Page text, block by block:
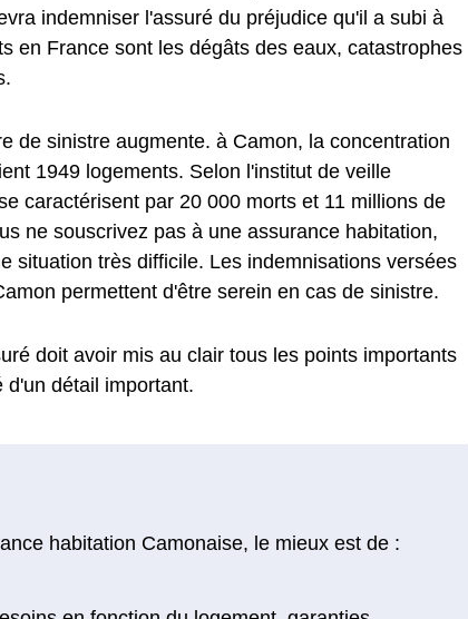
indemniser l'assuré du préjudice qu'il a subi à
en France sont les dégâts des eaux, catastrophes
de sinistre augmente. à Camon, la concentration
1949 logements. Selon l'institut de veille
caractérisent par 20 000 morts et 11 millions de
ne souscrivez pas à une assurance habitation,
situation très difficile. Les indemnisations versées
permettent d'être serein en cas de sinistre.
doit avoir mis au clair tous les points importants
d'un détail important.
habitation Camonaise, le mieux est de :